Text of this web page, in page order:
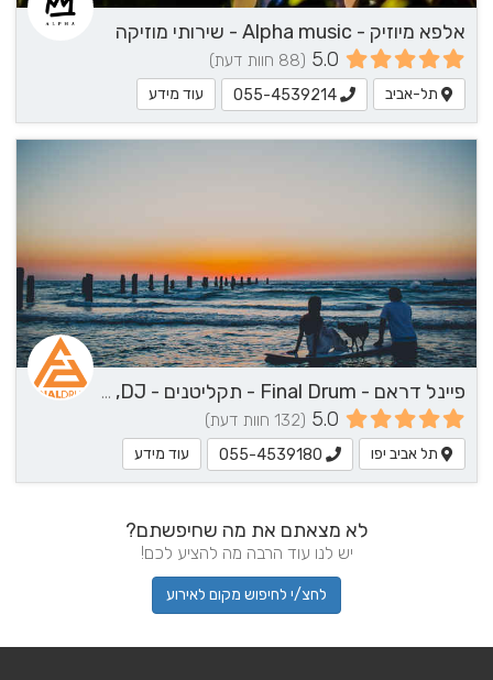
אלפא מיוזיק - Alpha music - שירותי מוזיקה
5.0 (88 חוות דעת)
תל-אביב 055-4539214 עוד מידע
פיינל דראם - Final Drum - תקליטנים - DJ, נגן / הרכב מוזיקלי, שירותי מוזיקה
5.0 (132 חוות דעת)
תל אביב יפו 055-4539180 עוד מידע
לא מצאתם את מה שחיפשתם?
יש לנו עוד הרבה מה להציע לכם!
לחצ/י לחיפוש מקום לאירוע